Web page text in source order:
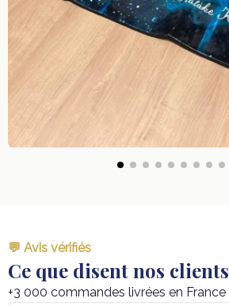
💬 Avis vérifiés
Ce que disent nos clients
+3 000 commandes livrées en France